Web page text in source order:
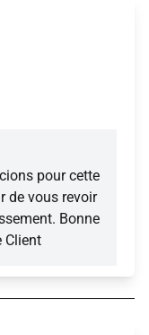
pour cette
de vous revoir
Bonne
Client